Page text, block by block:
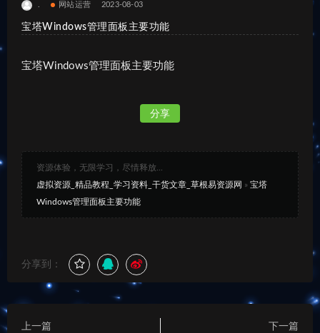
. 网站运营 2023-08-03
宝塔Windows管理面板主要功能
宝塔Windows管理面板主要功能
分享
资源体验，无限学习，尽情释放...
虚拟资源_精品教程_学习资料_干货文章_草根易资源网 » 宝塔
Windows管理面板主要功能
分享到：
上一篇
下一篇